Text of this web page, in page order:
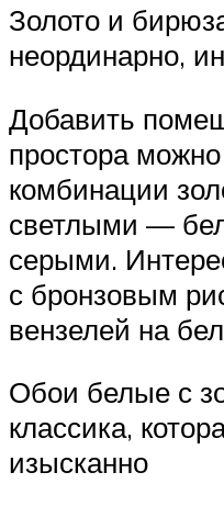
Золото и
неординарно,
Добавить
простора
комбинации
светлыми —
серыми.
с бронзовым
вензелей на
Обои белые с
классика,
изысканно